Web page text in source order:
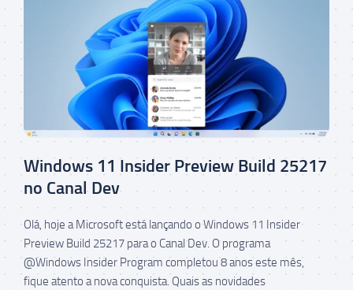
Windows 11 Insider Preview Build 25217
no Canal Dev
Olá, hoje a Microsoft está lançando o Windows 11 Insider
Preview Build 25217 para o Canal Dev. O programa
@Windows Insider Program completou 8 anos este mês,
fique atento a nova conquista. Quais as novidades